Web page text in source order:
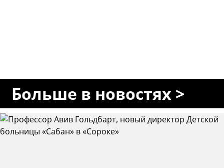
Больше в новостях >